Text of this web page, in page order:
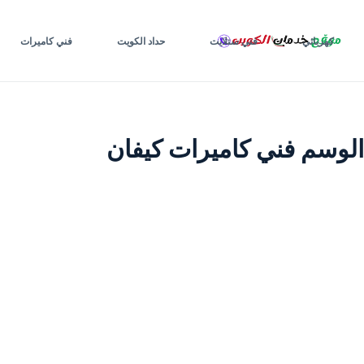
المحتوى
كهربائي فني ستلايت حداد الكويت فني كاميرات
الوسم فني كاميرات كيفان